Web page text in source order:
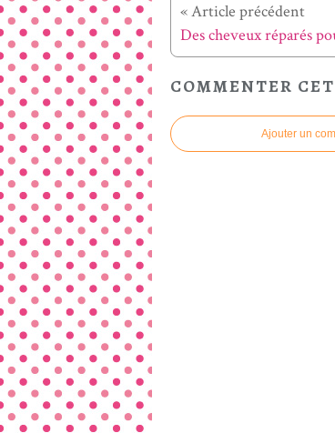
« Article précédent
COMMENTER
Ajouter un